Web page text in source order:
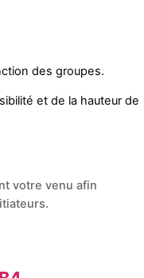
des groupes.
et de la hauteur de
votre venu afin